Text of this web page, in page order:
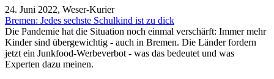
24. Juni 2022, Weser-Kurier
Bremen: Jedes sechste Schulkind ist zu dick
Die Pandemie hat die Situation noch einmal verschärft: Immer mehr
Kinder sind übergewichtig - auch in Bremen. Die Länder fordern
jetzt ein Junkfood-Werbeverbot - was das bedeutet und was
Experten dazu meinen.